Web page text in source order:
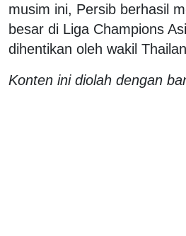
musim ini, Persib berhasil
besar di Liga Champions
dihentikan oleh wakil
Konten ini diolah dengan